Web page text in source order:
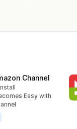
Channel
Easy with